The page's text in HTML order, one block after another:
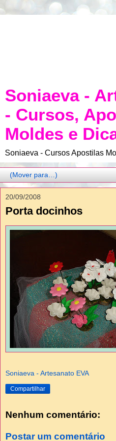
Soniaeva -
- Cursos,
Moldes e
Soniaeva - Cursos Apostilas
20/09/2008
Porta docinhos
Soniaeva - Artesanato EVA
Compartilhar
Nenhum comentário:
Postar um comentário